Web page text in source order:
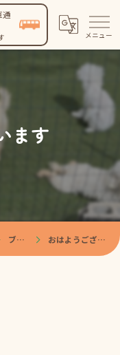
通
ます
ブログ おはようございます